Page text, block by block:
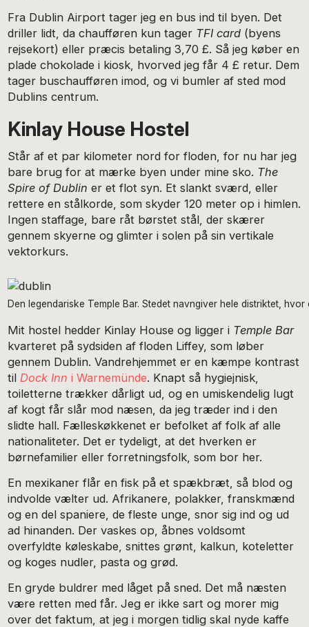
Fra Dublin Airport tager jeg en bus ind til byen. Det
driller lidt, da chaufføren kun tager TFI card (byens
rejsekort) eller præcis betaling 3,70 £. Så jeg køber en
plade chokolade i kiosk, hvorved jeg får 4 £ retur. Dem
tager buschaufføren imod, og vi bumler af sted mod
Dublins centrum.
Kinlay House Hostel
Står af et par kilometer nord for floden, for nu har jeg
bare brug for at mærke byen under mine sko. The
Spire of Dublin er et flot syn. Et slankt sværd, eller
rettere en stålkorde, som skyder 120 meter op i himlen.
Ingen staffage, bare råt børstet stål, der skærer
gennem skyerne og glimter i solen på sin vertikale
vektorkurs.
Den legendariske Temple Bar. Stedet navngiver hele distriktet,
Mit hostel hedder Kinlay House og ligger i Temple Bar
kvarteret på sydsiden af floden Liffey, som løber
gennem Dublin. Vandrehjemmet er en kæmpe kontrast
tilDock Inn i Warnemünde. Knapt så hygiejnisk,
toiletterne trækker dårligt ud, og en umiskendelig lugt
af kogt får slår mod næsen, da jeg træder ind i den
slidte hall. Fælleskøkkenet er befolket af folk af alle
nationaliteter. Det er tydeligt, at det hverken er
børnefamilier eller forretningsfolk, som bor her.
En mexikaner flår en fisk på et spækbræt, så blod og
indvolde vælter ud. Afrikanere, polakker, franskmænd
og en del spaniere, de fleste unge, snor sig ind og ud
ad hinanden. Der vaskes op, åbnes voldsomt
overfyldte køleskabe, snittes grønt, kalkun, koteletter
og koges nudler, pasta og grød.
En gryde buldrer med låget på sned. Det må næsten
være retten med får. Jeg er ikke sart og morer mig
over det faktum, at jeg i morgen tidlig skal nyde kaffe